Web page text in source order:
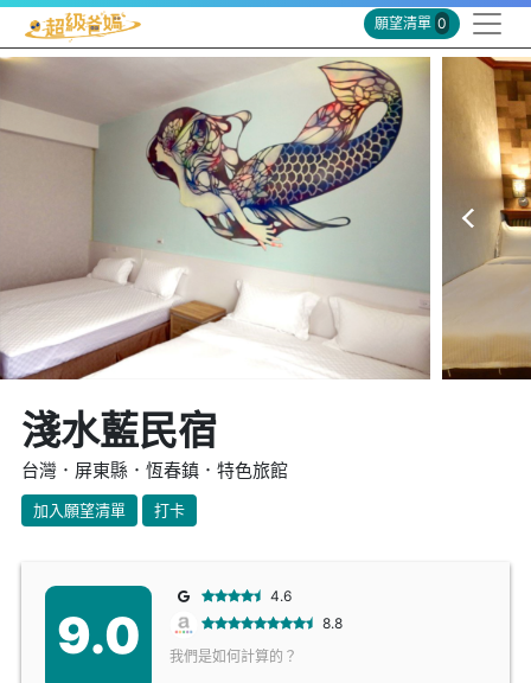
願望清單 0
淺水藍民宿
台灣．屏東縣．恆春鎮．特色旅館
加入願望清單 打卡
9.0
4.6
8.8
我們是如何計算的？